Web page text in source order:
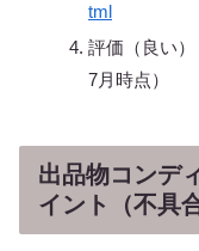
tml
評価（良い
7月時点）
出品物コンデ
イント（不具